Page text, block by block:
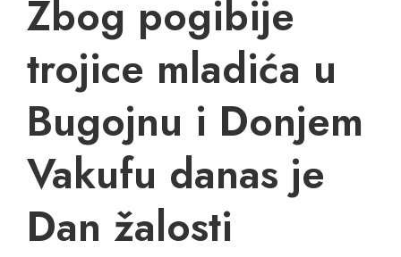
Zbog pogibije
trojice mladića u
Bugojnu i Donjem
Vakufu danas je
Dan žalosti